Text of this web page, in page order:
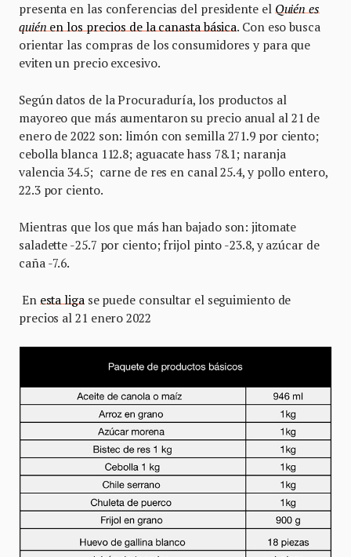
presenta en las conferencias del presidente el Quién es
quiénen los precios de la canasta básica. Con eso busca
orientar las compras de los consumidores y para que
eviten un precio excesivo.
Según datos de la Procuraduría, los productos al
mayoreo que más aumentaron su precio anual al 21 de
enero de 2022 son: limón con semilla 271.9 por ciento;
cebolla blanca 112.8; aguacate hass 78.1; naranja
valencia 34.5; carne de res en canal 25.4, y pollo entero,
22.3 por ciento.
Mientras que los que más han bajado son: jitomate
saladette -25.7 por ciento; frijol pinto -23.8, y azúcar de
caña -7.6.
En esta ligase puede consultar el seguimiento de
precios al 21 enero 2022